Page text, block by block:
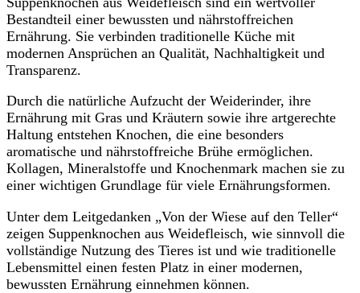
Bestandteil einer bewussten und nährstoffreichen
Ernährung. Sie verbinden traditionelle Küche mit
modernen Ansprüchen an Qualität, Nachhaltigkeit und
Transparenz.
Durch die natürliche Aufzucht der Weiderinder, ihre
Ernährung mit Gras und Kräutern sowie ihre artgerechte
Haltung entstehen Knochen, die eine besonders
aromatische und nährstoffreiche Brühe ermöglichen.
Kollagen, Mineralstoffe und Knochenmark machen sie zu
einer wichtigen Grundlage für viele Ernährungsformen.
Unter dem Leitgedanken „Von der Wiese auf den Teller“
zeigen Suppenknochen aus Weidefleisch, wie sinnvoll die
vollständige Nutzung des Tieres ist und wie traditionelle
Lebensmittel einen festen Platz in einer modernen,
bewussten Ernährung einnehmen können.